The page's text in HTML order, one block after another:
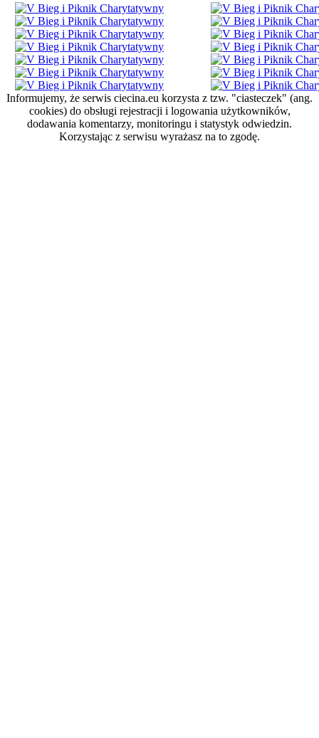
Informujemy, że serwis ciecina.eu korzysta z tzw. "ciasteczek" (ang.
cookies) do obsługi rejestracji i logowania użytkowników,
dodawania komentarzy, monitoringu i statystyk odwiedzin.
Korzystając z serwisu wyrażasz na to zgodę.